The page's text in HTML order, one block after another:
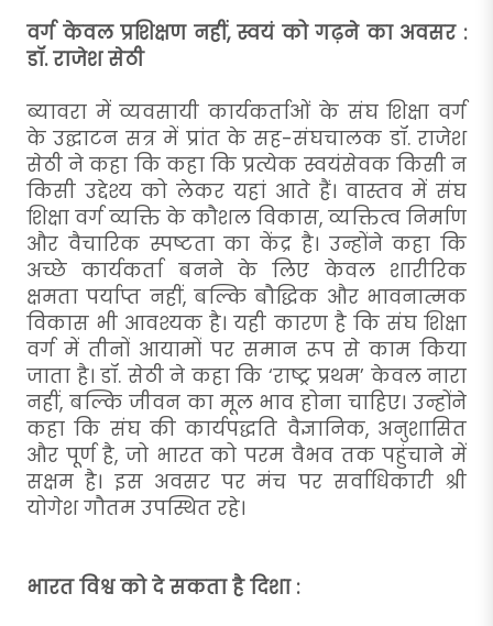
वर्ग केवल प्रशिक्षण नहीं, स्वयं को गढ़ने का अवसर :
डॉ. राजेश सेठी
ब्यावरा में व्यवसायी कार्यकर्ताओं के संघ शिक्षा वर्ग
के उद्घाटन सत्र में प्रांत के सह-संघचालक डॉ. राजेश
सेठी ने कहा कि कहा कि प्रत्येक स्वयंसेवक किसी न
किसी उद्देश्य को लेकर यहां आते हैं। वास्तव में संघ
शिक्षा वर्ग व्यक्ति के कौशल विकास, व्यक्तित्व निर्माण
और वैचारिक स्पष्टता का केंद्र है। उन्होंने कहा कि
अच्छे कार्यकर्ता बनने के लिए केवल शारीरिक
क्षमता पर्याप्त नहीं, बल्कि बौद्धिक और भावनात्मक
विकास भी आवश्यक है। यही कारण है कि संघ शिक्षा
वर्ग में तीनों आयामों पर समान रूप से काम किया
जाता है। डॉ. सेठी ने कहा कि ‘राष्ट्र प्रथम’ केवल नारा
नहीं, बल्कि जीवन का मूल भाव होना चाहिए। उन्होंने
कहा कि संघ की कार्यपद्धति वैज्ञानिक, अनुशासित
और पूर्ण है, जो भारत को परम वैभव तक पहुंचाने में
सक्षम है। इस अवसर पर मंच पर सर्वाधिकारी श्री
योगेश गौतम उपस्थित रहे।
भारत विश्व को दे सकता है दिशा :